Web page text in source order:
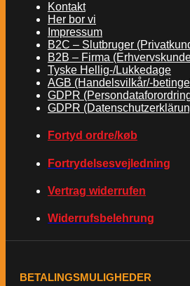
Kontakt
Her bor vi
Impressum
B2C – Slutbruger
B2B – Firma
Tyske Hellig-/Lukkedage
AGB (Handelsvilkår/-
GDPR
GDPR
Fortyd ordre/køb
Fortrydelsesvejledning
Vertrag widerrufen
Widerrufsbelehrung
BETALINGSMULIGHEDER